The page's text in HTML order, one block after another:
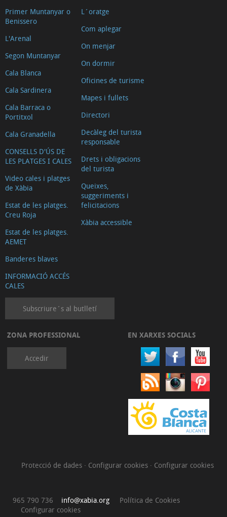
Primer Muntanyar o
Benissero
L'Arenal
Segon Muntanyar
Cala Blanca
Cala Sardinera
Cala Barraca o
Portitxol
Cala Granadella
CONSELLS D'ÚS DE
LES PLATGES I CALES
Video cales i platges
de Xàbia
Estat de les platges.
Creu Roja
Estat de les platges.
AEMET
Banderes blaves
INFORMACIÓ ACCÉS
CALES
L´oratge
Com aplegar
On menjar
On dormir
Oficines de turisme
Mapes i fullets
Directori
Decàleg del turista
responsable
Drets i obligacions
del turista
Queixes,
suggeriments i
felicitacions
Xàbia accessible
Subscriure´s al butlletí
ZONA PROFESSIONAL
Accedir
EN XARXES SOCIALS
Protecció de dades · Configurar cookies · Configurar cookies
965 790 736 info@xabia.org
Política de Cookies
Configurar cookies